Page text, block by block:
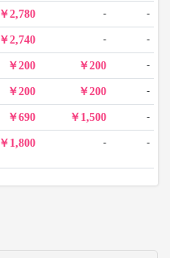
2,780 - -
2,740 - -
200 200 -
200 200 -
690 1,500 -
1,800 - -